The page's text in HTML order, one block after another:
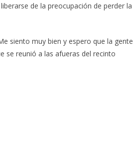
de la preocupación de perder la
siento muy bien y espero que la gente
se reunió a las afueras del recinto